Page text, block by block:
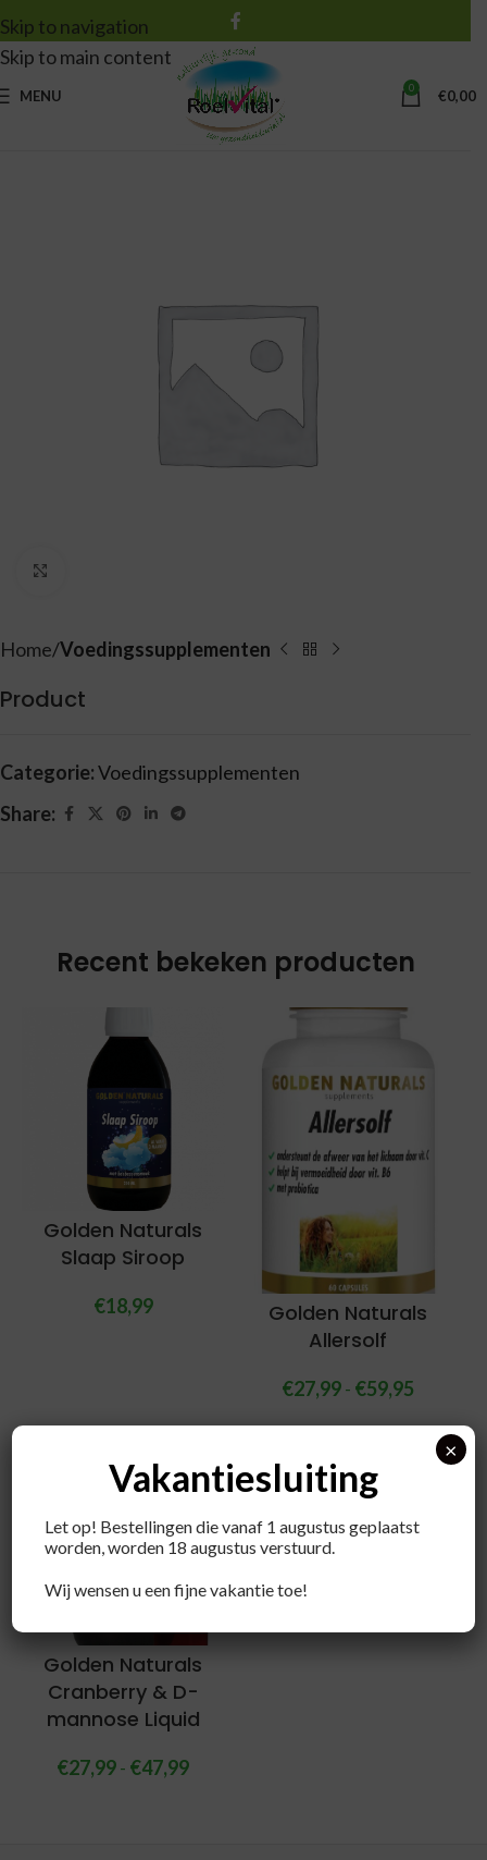
Skip to navigation
Skip to main content
MENU 0 €0,00
Home Voedingssupplementen
Product
Categorie:Voedingssupplementen
Share:
Recent bekeken producten
Golden Naturals
Slaap Siroop
€18,99
Golden Naturals
Allersolf
€27,99- €59,95
Golden Naturals
Cranberry & D-
mannose Liquid
€27,99- €47,99
Vakantiesluiting
Let op! Bestellingen die vanaf 1 augustus geplaatst
worden, worden 18 augustus verstuurd.
Wij wensen u een fijne vakantie toe!
×